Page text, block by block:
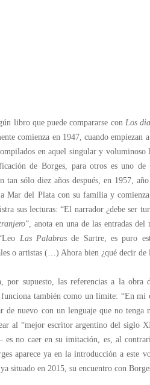
libro que puede compararse con Los
comienza en 1947, cuando empiezan
en aquel singular y
de Borges, para otros es uno
tan sólo diez años después, en 1957,
Mar del Plata con su familia y
sus lecturas: “El narrador ¿debe ser
”, anota en una de las entradas
Las Palabrasde Sartre, es puro
o artistas (…) Ahora bien ¿qué decir de
por supuesto, las referencias a la
funciona también como un límite: “En mi
de nuevo con un lenguaje que no
al “mejor escritor argentino del siglo
es no caer en su imitación, es, al
aparece ya en la introducción a este
situado en 2015, su encuentro con